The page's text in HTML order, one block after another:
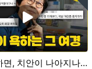
여경 욕하면, 치안이 나아지나요? (바뀐 체력검사 직접…